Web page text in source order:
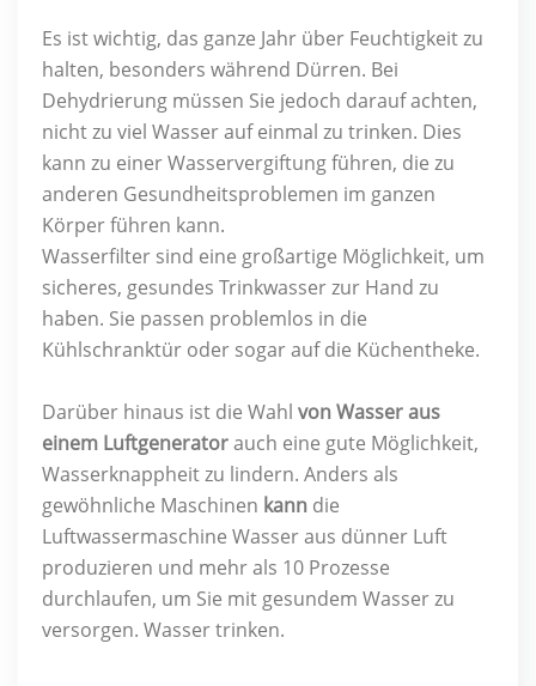
Es ist wichtig, das ganze Jahr über Feuchtigkeit zu
halten, besonders während Dürren. Bei
Dehydrierung müssen Sie jedoch darauf achten,
nicht zu viel Wasser auf einmal zu trinken. Dies
kann zu einer Wasservergiftung führen, die zu
anderen Gesundheitsproblemen im ganzen
Körper führen kann.
Wasserfilter sind eine großartige Möglichkeit, um
sicheres, gesundes Trinkwasser zur Hand zu
haben. Sie passen problemlos in die
Kühlschranktür oder sogar auf die Küchentheke.
Darüber hinaus ist die Wahl von Wasser aus
einem Luftgeneratorauch eine gute Möglichkeit,
Wasserknappheit zu lindern. Anders als
gewöhnliche Maschinen kann die
Luftwassermaschine Wasser aus dünner Luft
produzieren und mehr als 10 Prozesse
durchlaufen, um Sie mit gesundem Wasser zu
versorgen. Wasser trinken.